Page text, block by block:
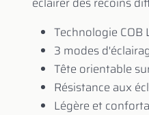
Technologie
3 modes
Tête orientable
Résistance aux
Légère et